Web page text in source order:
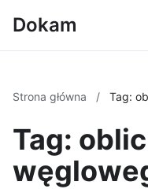
Dokam
Strona główna / Tag:
Tag: